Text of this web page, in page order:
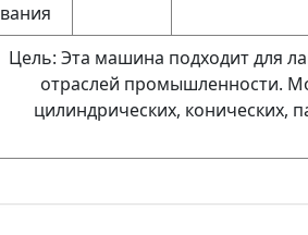
вания
Цель: Эта машина подходит для
отраслей промышленности.
цилиндрических, конических,